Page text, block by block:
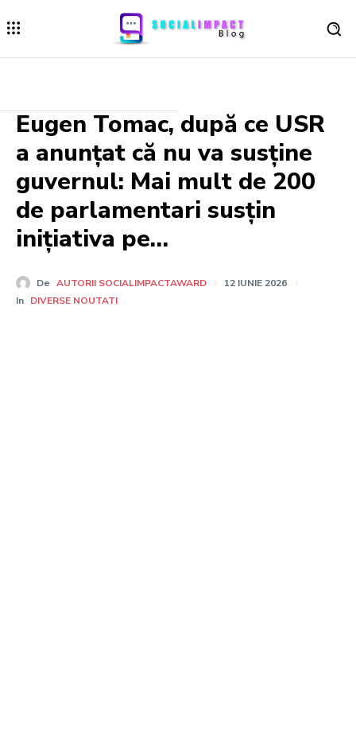
Eugen Tomac, după ce USR
a anunțat că nu va susține
guvernul: Mai mult de 200
de parlamentari susțin
inițiativa pe…
De AUTORII SOCIALIMPACTAWARD
12 IUNIE 2026
In DIVERSE NOUTATI